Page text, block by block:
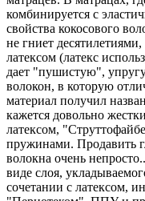
комбинируется с
свойства кокосового
не гниет
латексом (латекс
дает "пушистую",
волокон, в которую
материал получил
кажется довольно
латексом,
пружинами. Продавить
волокна очень
виде слоя,
сочетании с латексом,